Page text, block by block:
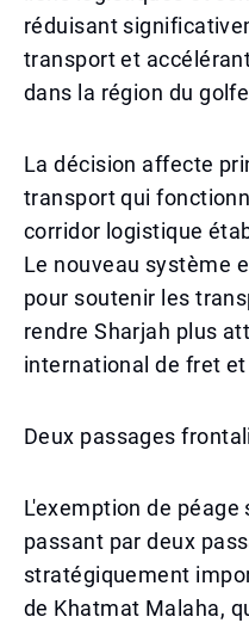
réduisant
transport et
dans la région du
La décision affecte
transport qui
corridor logistique
Le nouveau système
pour soutenir les
rendre Sharjah plus
international de fret
Deux passages
L'exemption de
passant par deux
stratégiquement
de Khatmat Malaha,